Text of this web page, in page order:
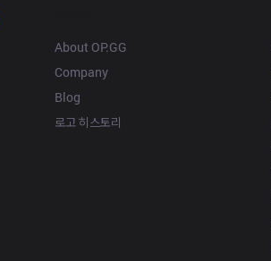
About OP.GG
Company
Blog
로고 히스토리